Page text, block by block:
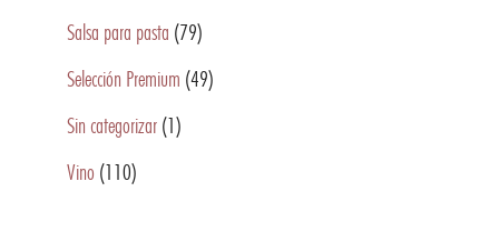
Salsa para pasta (79)
Selección Premium (49)
Sin categorizar (1)
Vino (110)